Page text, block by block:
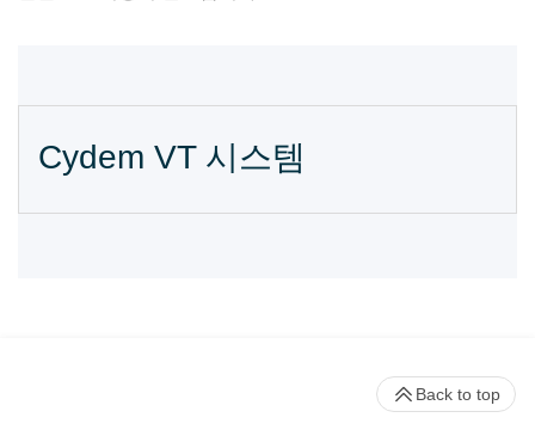
Cydem VT 시스템
Back to top